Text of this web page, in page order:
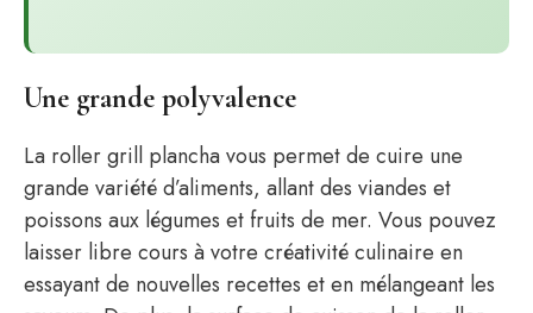
Une grande polyvalence
La roller grill plancha vous permet de cuire une
grande variété d’aliments, allant des viandes et
poissons aux légumes et fruits de mer. Vous pouvez
laisser libre cours à votre créativité culinaire en
essayant de nouvelles recettes et en mélangeant les